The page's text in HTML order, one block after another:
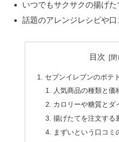
いつでもサクサクの揚げ
話題のアレンジレシピや
目次
セブンイレブンのポテ
人気商品の種類と価
カロリーや糖質とダ
揚げたてを注文する
まずいという口コミ